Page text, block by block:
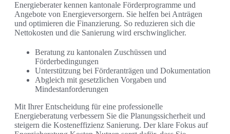
Energieberater kennen kantonale Förderprogramme und
Angebote von Energieversorgern. Sie helfen bei Anträgen
und optimieren die Finanzierung. So reduzieren sich die
Nettokosten und die Sanierung wird erschwinglicher.
Beratung zu kantonalen Zuschüssen und
Förderbedingungen
Unterstützung bei Förderanträgen und Dokumentation
Abgleich mit gesetzlichen Vorgaben und
Mindestanforderungen
Mit Ihrer Entscheidung für eine professionelle
Energieberatung verbessern Sie die Planungssicherheit und
steigern die Kosteneffizienz Sanierung. Der klare Fokus auf